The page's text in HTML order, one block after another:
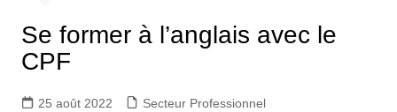
Se former à l’anglais avec le
CPF
25 août 2022 Secteur Professionnel